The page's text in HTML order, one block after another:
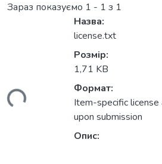
Зараз показуємо 1 - 1 з 1
Назва:
license.txt
Розмір:
1,71 KB
Формат:
Item-specific
upon submission
Опис: